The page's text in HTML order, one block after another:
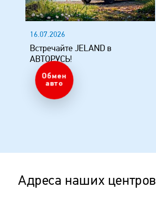
16.07.2026
Встречайте JELAND в
АВТОРУСЬ!
Адреса наших центров
Оценка
авто